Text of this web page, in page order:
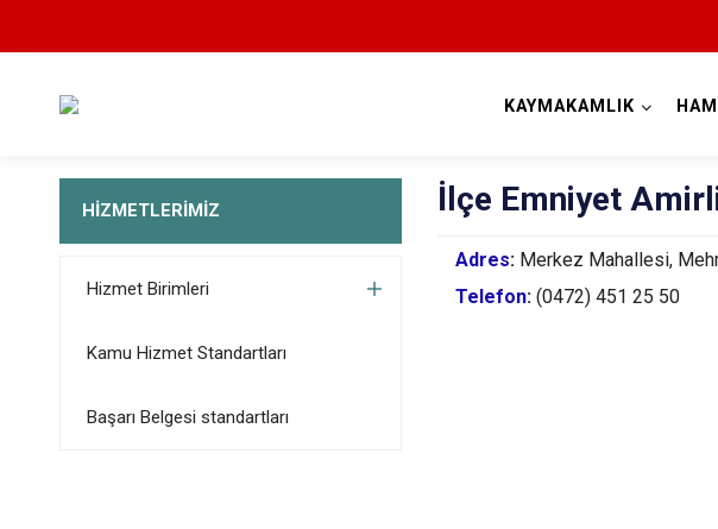
KAYMAKAMLIK
HİZMETLERİMİZ
Hizmet Birimleri
Kamu Hizmet Standartları
Başarı Belgesi standartları
İlçe Emniyet
Adres: Merkez Mahallesi,
Telefon:(0472) 451 25 50